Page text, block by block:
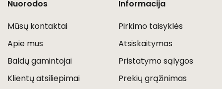
Nuorodos
Mūsų kontaktai
Apie mus
Baldų gamintojai
Klientų atsiliepimai
Informacija
Pirkimo taisyklės
Atsiskaitymas
Pristatymo sąlygos
Prekių grąžinimas